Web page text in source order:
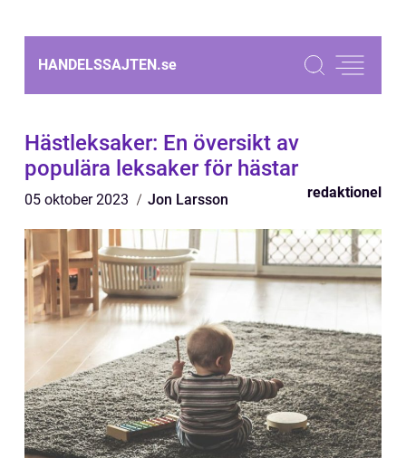
HANDELSSAJTEN.se
Hästleksaker: En översikt av
populära leksaker för hästar
05 oktober 2023 Jon Larsson redaktionel